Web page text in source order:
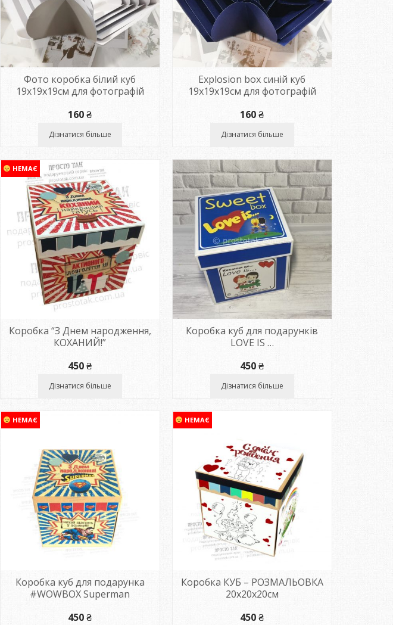
Фото коробка білий куб
19х19х19см для фотографій
160₴
Дізнатися більше
Explosion box синій куб
19х19х19см для фотографій
160₴
Дізнатися більше
НЕМАЄ
Коробка “З Днем народження,
КОХАНИЙ!”
450₴
Дізнатися більше
Коробка куб для подарунків
LOVE IS …
450₴
Дізнатися більше
НЕМАЄ
Коробка куб для подарунка
#WOWBOX Superman
450₴
НЕМАЄ
Коробка КУБ – РОЗМАЛЬОВКА
20х20х20см
450₴